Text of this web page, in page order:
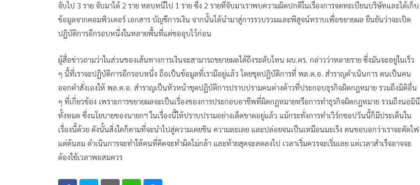
จับไป 3 ราย จับมาได้ 2 ราย หลบหนีไป 1 ราย ซึ่ง 2 รายที่จับมาเราพบความผิดปกติในเรื่องการจดทะเบียนบริษัทและได้เก็บ
ข้อมูลจากคอมพิวเตอร์ เอกสาร บัญชีการเงิน จากนั้นได้นำมาสู่การรวบรวมและพิสูจน์ทราบเพื่อขยายผล ยืนยันว่าจะเปิด
ปฏิบัติการอีกรอบหนึ่งในหลายพื้นที่แต่ขออุบไว้ก่อน
ผู้สื่อข่าวถามว่าในส่วนของเส้นทางการเงินจะสามารถขยายผลได้ถึงระดับไหน ผบ.ตร. กล่าวว่าหลายราย ซึ่งมันจะอยู่ในเร็ว
ๆ นี้ที่เราจะปฏิบัติการอีกรอบหนึ่ง ถือเป็นข้อมูลที่เรามีอยู่แล้ว โดยชุดปฏิบัติการที่ พล.ต.อ. สำราญดำเนินการ ตนเป็นคน
ออกคำสั่งเองให้ พล.ต.อ. สำราญเป็นหัวหน้าชุดปฏิบัติการปราบปรามคนต่างด้าวที่ประกอบธุรกิจผิดกฎหมาย รวมถึงมิติอื่น
ๆ ที่เกี่ยวข้อง เพราะการขยายผลจะเป็นเรื่องของการประกอบอาชีพที่ผิดกฎหมายหรือการทำธุรกิจผิดกฎหมาย รวมถึงนอมินี
ทั้งหมด ซึ่งนโยบายของนายกฯ ในเรื่องนี้ให้ปราบปรามอย่างเด็ดขาดอยู่แล้ว แม้กระทั่งการทำเวิร์กชอปวันนี้ก็มีประเด็นใน
เรื่องนี้ด้วย ดังนั้นสิ่งใดก็ตามที่จะนำไปสู่ความเคยชิน ความละเลย และปล่อยจนเป็นเหมือนมะเร็ง ตนขอบอกว่าเราจะตัดไฟ
แต่ต้นลม ดำเนินการจะทำให้คนที่คิดจะทำผิดไม่กล้า และท้ายสุดจะลดลงไป เวลาเริ่มควรจะเริ่มเลย แต่เวลาสำเร็จอาจจะ
ต้องใช้เวลาพอสมควร